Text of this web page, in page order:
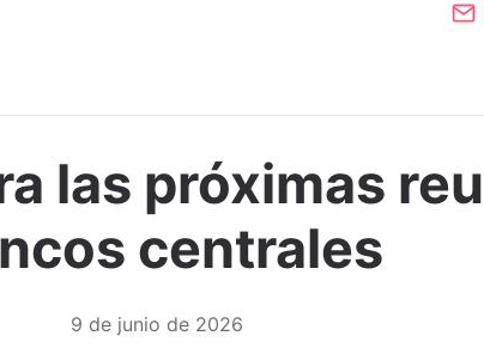
las próximas
centrales
9 de junio de 2026